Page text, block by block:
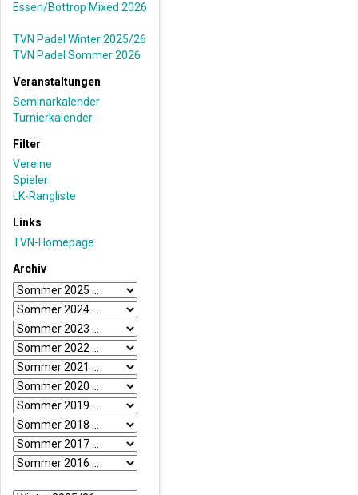
Essen/Bottrop Mixed 2026
TVN Padel Winter 2025/26
TVN Padel Sommer 2026
Veranstaltungen
Seminarkalender
Turnierkalender
Filter
Vereine
Spieler
LK-Rangliste
Links
TVN-Homepage
Archiv